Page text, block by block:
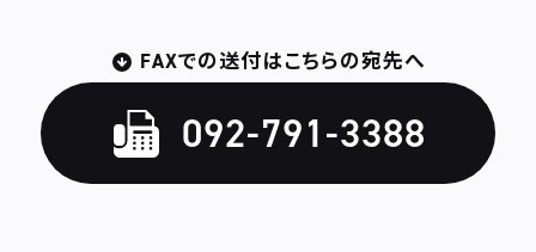
FAXでの送付はこちらの宛先へ
092-791-3388